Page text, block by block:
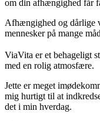
om din afhængighed får
Afhængighed og dårlige
mennesker på mange
ViaVita er et behageligt
med en rolig atmosfære.
Jette er meget
mig hurtigt til at
det i min hverdag.